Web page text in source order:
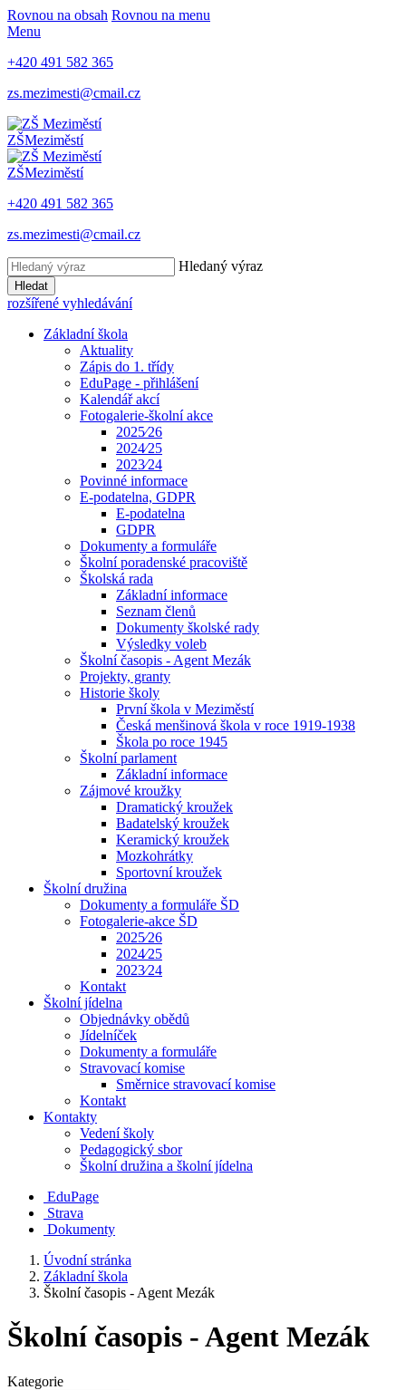
Rovnou na obsah Rovnou na menu
Menu
+420 491 582 365
zs.mezimesti@cmail.cz
ZŠMeziměstí
ZŠMeziměstí
+420 491 582 365
zs.mezimesti@cmail.cz
Hledaný výraz
Hledat
rozšířené vyhledávání
Základní škola
Aktuality
Zápis do 1. třídy
EduPage - přihlášení
Kalendář akcí
Fotogalerie-školní akce
2025⁄26
2024⁄25
2023⁄24
Povinné informace
E-podatelna, GDPR
E-podatelna
GDPR
Dokumenty a formuláře
Školní poradenské pracoviště
Školská rada
Základní informace
Seznam členů
Dokumenty školské rady
Výsledky voleb
Školní časopis - Agent Mezák
Projekty, granty
Historie školy
První škola v Meziměstí
Česká menšinová škola v roce 1919-1938
Škola po roce 1945
Školní parlament
Základní informace
Zájmové kroužky
Dramatický kroužek
Badatelský kroužek
Keramický kroužek
Mozkohrátky
Sportovní kroužek
Školní družina
Dokumenty a formuláře ŠD
Fotogalerie-akce ŠD
2025⁄26
2024⁄25
2023⁄24
Kontakt
Školní jídelna
Objednávky obědů
Jídelníček
Dokumenty a formuláře
Stravovací komise
Směrnice stravovací komise
Kontakt
Kontakty
Vedení školy
Pedagogický sbor
Školní družina a školní jídelna
EduPage
Strava
Dokumenty
Úvodní stránka
Základní škola
Školní časopis - Agent Mezák
Školní časopis - Agent Mezák
Kategorie